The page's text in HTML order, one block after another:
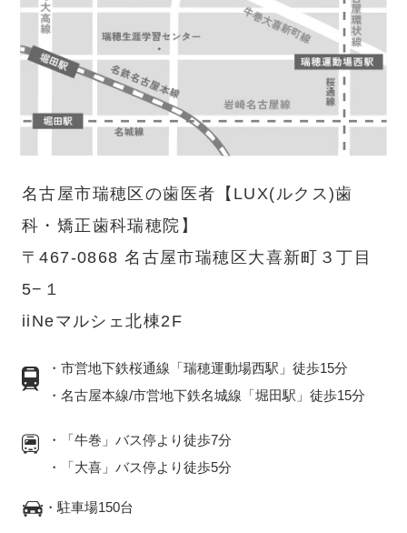
名古屋市瑞穂区の歯医者【LUX(ルクス)歯
科・矯正歯科瑞穂院】
〒467-0868 名古屋市瑞穂区大喜新町３丁目
5−１
iiNeマルシェ北棟2F
・市営地下鉄桜通線「瑞穂運動場西駅」徒歩15分
・名古屋本線/市営地下鉄名城線「堀田駅」徒歩15分
・「牛巻」バス停より徒歩7分
・「大喜」バス停より徒歩5分
・駐車場150台